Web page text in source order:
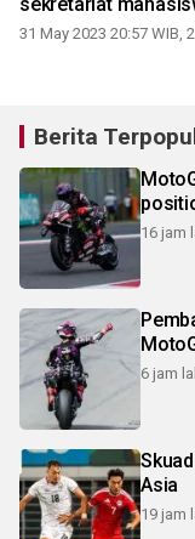
sekretariat
31 May 2023 20:57 WIB,
Berita
16 jam
6 jam
Asia
19 jam